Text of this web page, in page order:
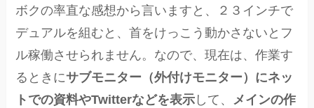
ボクの率直な感想から言いますと、２３インチで
デュアルを組むと、首をけっこう動かさないとフ
ル稼働させられません。なので、現在は、作業す
るときにサブモニター（外付けモニター）にネッ
トでの資料やTwitterなどを表示 して、 メインの作